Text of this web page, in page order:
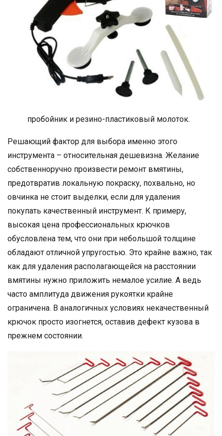
пробойник и резино-пластиковый молоток.
Решающий фактор для выбора именно этого
инструмента – относительная дешевизна. Желание
собственноручно произвести ремонт вмятины,
предотвратив локальную покраску, похвально, но
овчинка не стоит выделки, если для удаления
покупать качественный инструмент. К примеру,
высокая цена профессиональных крючков
обусловлена тем, что они при небольшой толщине
обладают отличной упругостью. Это крайне важно, так
как для удаления располагающейся на расстоянии
вмятины нужно приложить немалое усилие. А ведь
часто амплитуда движения рукоятки крайне
ограничена. В аналогичных условиях некачественный
крючок просто изогнется, оставив дефект кузова в
прежнем состоянии.